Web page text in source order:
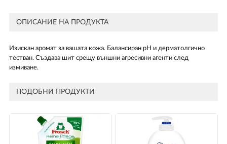
ОПИСАНИЕ НА ПРОДУКТА
Изискан аромат за вашата кожа. Балансиран pH и дерматолгично
тестван. Създава шит срещу външни агресивни агенти след
измиване.
ПОДОБНИ ПРОДУКТИ